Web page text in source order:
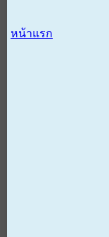
หน้าแรก